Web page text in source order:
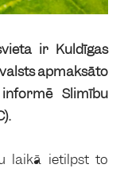
ir Kuldīgas
apmaksāto
Slimību
laikā ietilpst to